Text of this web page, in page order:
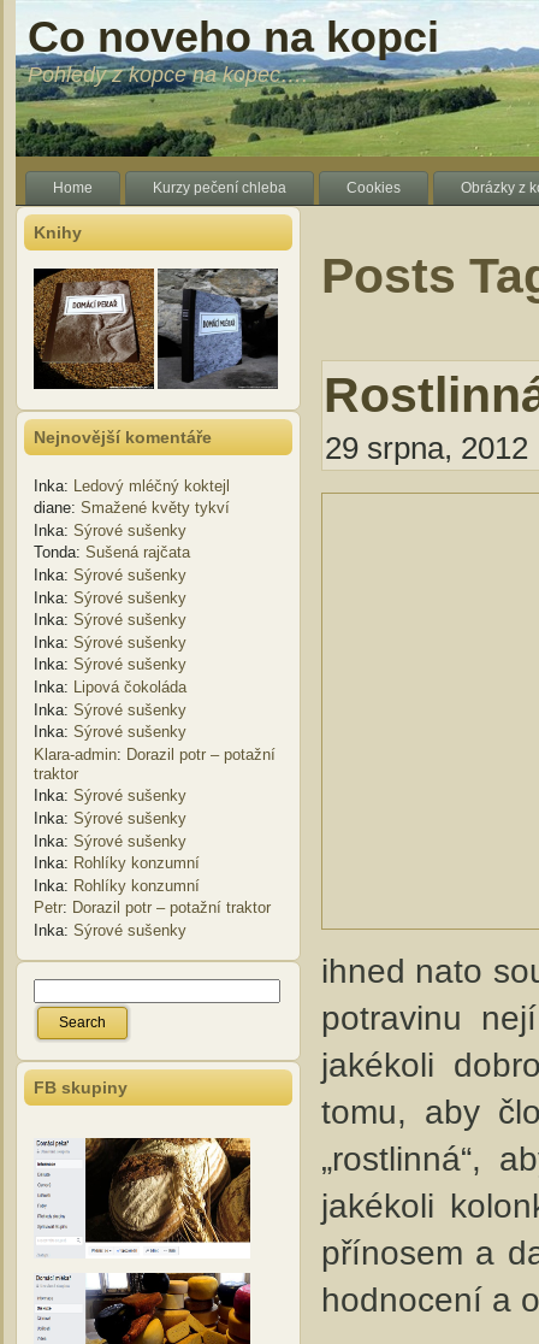
Co noveho na kopci
Pohledy z kopce na kopec….
Home Kurzy pečení chleba Cookies Obrázky z
Knihy
Nejnovější komentáře
Inka: Ledový mléčný koktejl
diane: Smažené květy tykví
Inka: Sýrové sušenky
Tonda: Sušená rajčata
Inka: Sýrové sušenky
Inka: Sýrové sušenky
Inka: Sýrové sušenky
Inka: Sýrové sušenky
Inka: Sýrové sušenky
Inka:
Lipová čokoláda
Inka: Sýrové sušenky
Inka: Sýrové sušenky
Klara-admin: Dorazil potr – potažní
traktor
Inka: Sýrové sušenky
Inka: Sýrové sušenky
Inka: Sýrové sušenky
Inka: Rohlíky konzumní
Inka: Rohlíky konzumní
Petr: Dorazil potr – potažní traktor
Inka: Sýrové sušenky
FB skupiny
Posts
29 srpna,
ihned nato
potravinu
jakékoli
tomu, aby
„rostlinná“,
jakékoli
přínosem a
hodnocení a